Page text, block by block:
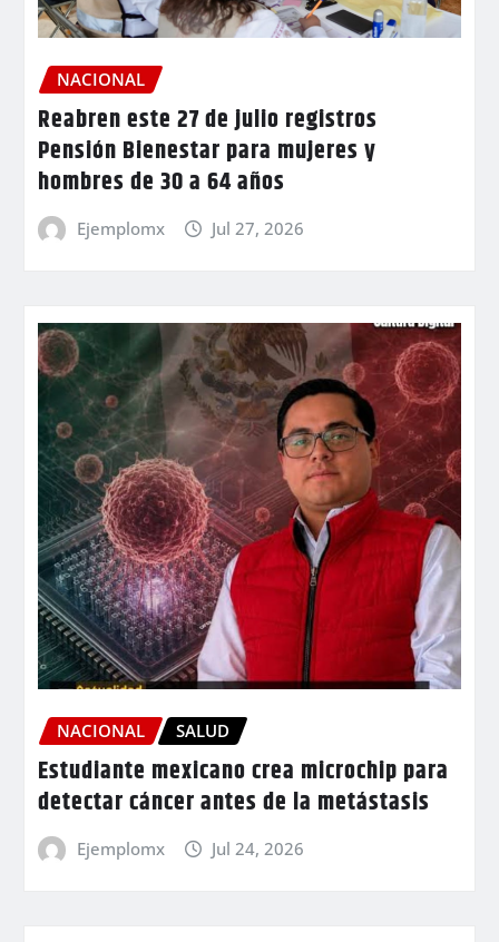
NACIONAL
Reabren este 27 de julio registros
Pensión Bienestar para mujeres y
hombres de 30 a 64 años
Ejemplomx Jul 27, 2026
NACIONAL SALUD
Estudiante mexicano crea microchip para
detectar cáncer antes de la metástasis
Ejemplomx Jul 24, 2026